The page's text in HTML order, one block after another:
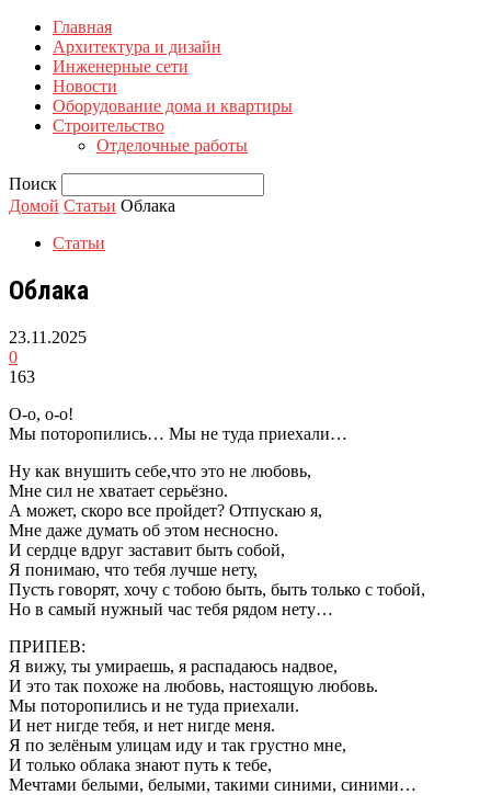
Главная
Архитектура и дизайн
Инженерные сети
Новости
Оборудование дома и квартиры
Строительство
Отделочные работы
Поиск
Домой Статьи Облака
Статьи
Облака
23.11.2025
0
163
О-о, о-о!
Мы поторопились… Мы не туда приехали…
Ну как внушить себе,что это не любовь,
Мне сил не хватает серьёзно.
А может, скоро все пройдет? Отпускаю я,
Мне даже думать об этом несносно.
И сердце вдруг заставит быть собой,
Я понимаю, что тебя лучше нету,
Пусть говорят, хочу с тобою быть, быть только с тобой,
Но в самый нужный час тебя рядом нету…
ПРИПЕВ:
Я вижу, ты умираешь, я распадаюсь надвое,
И это так похоже на любовь, настоящую любовь.
Мы поторопились и не туда приехали.
И нет нигде тебя, и нет нигде меня.
Я по зелёным улицам иду и так грустно мне,
И только облака знают путь к тебе,
Мечтами белыми, белыми, такими синими, синими…